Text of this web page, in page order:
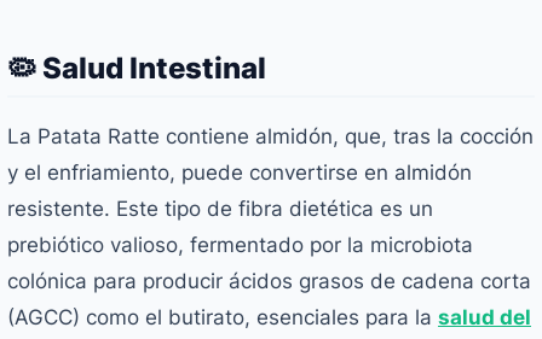
🦠 Salud Intestinal
La Patata Ratte contiene almidón, que, tras la cocción
y el enfriamiento, puede convertirse en almidón
resistente. Este tipo de fibra dietética es un
prebiótico valioso, fermentado por la microbiota
colónica para producir ácidos grasos de cadena corta
(AGCC) como el butirato, esenciales para la salud del